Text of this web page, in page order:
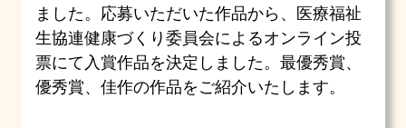
ました。応募いただいた作品から、医療福祉
生協連健康づくり委員会によるオンライン投
票にて入賞作品を決定しました。最優秀賞、
優秀賞、佳作の作品をご紹介いたします。